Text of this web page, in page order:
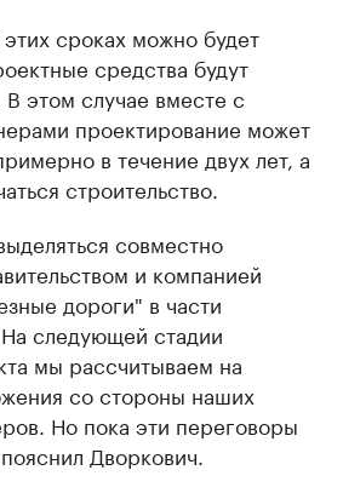
сроках можно будет
средства будут
этом случае вместе с
проектирование может
в течение двух лет, а
строительство.
совместно
и компанией
дороги" в части
следующей стадии
мы рассчитываем на
со стороны наших
Но пока эти переговоры
Дворкович.